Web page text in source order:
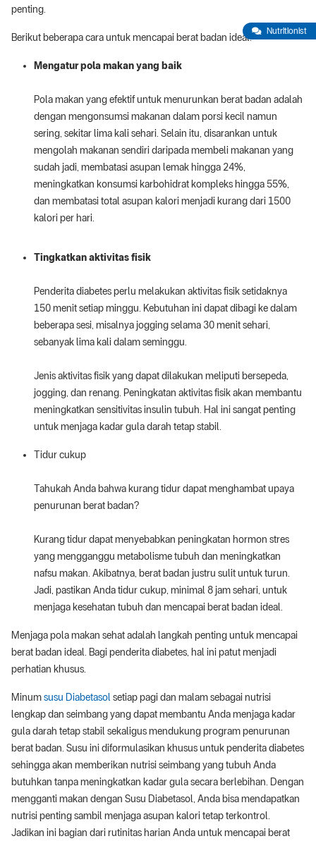
penting.
Berikut beberapa cara untuk mencapai berat badan ideal:
Mengatur pola makan yang baik
Pola makan yang efektif untuk menurunkan berat badan adalah
dengan mengonsumsi makanan dalam porsi kecil namun
sering, sekitar lima kali sehari. Selain itu, disarankan untuk
mengolah makanan sendiri daripada membeli makanan yang
sudah jadi, membatasi asupan lemak hingga 24%,
meningkatkan konsumsi karbohidrat kompleks hingga 55%,
dan membatasi total asupan kalori menjadi kurang dari 1500
kalori per hari.
Tingkatkan aktivitas fisik
Penderita diabetes perlu melakukan aktivitas fisik setidaknya
150 menit setiap minggu. Kebutuhan ini dapat dibagi ke dalam
beberapa sesi, misalnya jogging selama 30 menit sehari,
sebanyak lima kali dalam seminggu.
Jenis aktivitas fisik yang dapat dilakukan meliputi bersepeda,
jogging, dan renang. Peningkatan aktivitas fisik akan membantu
meningkatkan sensitivitas insulin tubuh. Hal ini sangat penting
untuk menjaga kadar gula darah tetap stabil.
Tidur cukup
Tahukah Anda bahwa kurang tidur dapat menghambat upaya
penurunan berat badan?
Kurang tidur dapat menyebabkan peningkatan hormon stres
yang mengganggu metabolisme tubuh dan meningkatkan
nafsu makan. Akibatnya, berat badan justru sulit untuk turun.
Jadi, pastikan Anda tidur cukup, minimal 8 jam sehari, untuk
menjaga kesehatan tubuh dan mencapai berat badan ideal.
Menjaga pola makan sehat adalah langkah penting untuk mencapai
berat badan ideal. Bagi penderita diabetes, hal ini patut menjadi
perhatian khusus.
Minumsusu Diabetasol setiap pagi dan malam sebagai nutrisi
lengkap dan seimbang yang dapat membantu Anda menjaga kadar
gula darah tetap stabil sekaligus mendukung program penurunan
berat badan. Susu ini diformulasikan khusus untuk penderita diabetes
sehingga akan memberikan nutrisi seimbang yang tubuh Anda
butuhkan tanpa meningkatkan kadar gula secara berlebihan. Dengan
mengganti makan dengan Susu Diabetasol, Anda bisa mendapatkan
nutrisi penting sambil menjaga asupan kalori tetap terkontrol.
Jadikan ini bagian dari rutinitas harian Anda untuk mencapai berat
Nutritionist